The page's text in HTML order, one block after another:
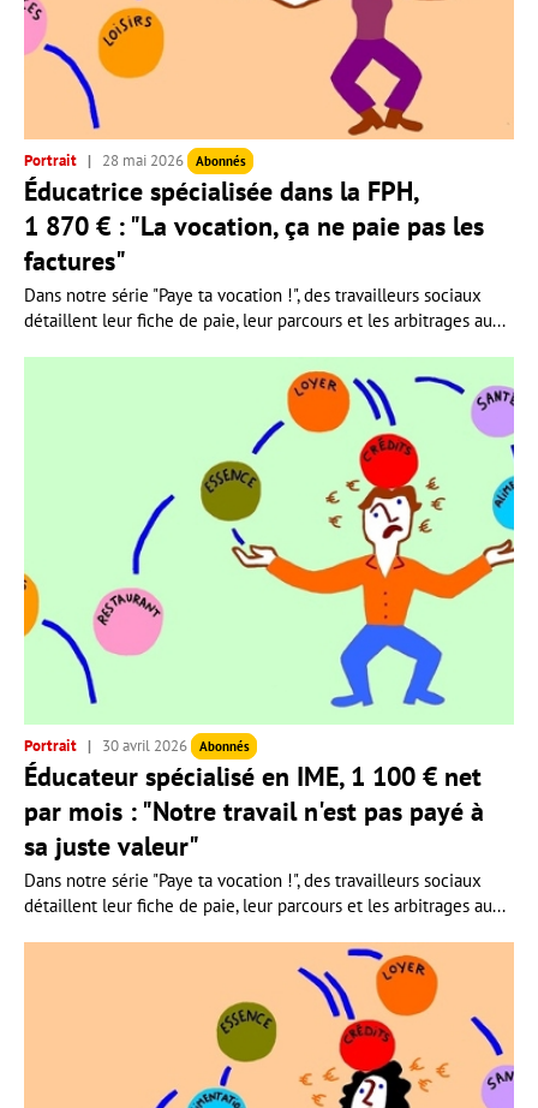
Portrait 28 mai 2026 Abonnés
Éducatrice spécialisée dans la FPH,
1 870 € : "La vocation, ça ne paie pas les
factures"
Dans notre série "Paye ta vocation !", des travailleurs sociaux
détaillent leur fiche de paie, leur parcours et les arbitrages au...
Portrait 30 avril 2026 Abonnés
Éducateur spécialisé en IME, 1 100 € net
par mois : "Notre travail n'est pas payé à
sa juste valeur"
Dans notre série "Paye ta vocation !", des travailleurs sociaux
détaillent leur fiche de paie, leur parcours et les arbitrages au...